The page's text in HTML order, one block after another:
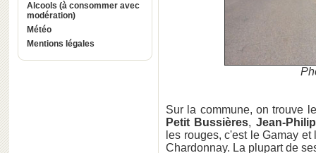
Alcools (à consommer avec
modération)
Météo
Mentions légales
Sur la commune, on trouve
Petit Bussières, Jean-
les rouges, c'est le Gamay
Chardonnay. La plupart de